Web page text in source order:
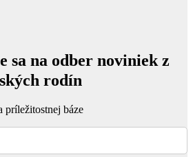
sa na odber noviniek z
rodín
príležitostnej báze